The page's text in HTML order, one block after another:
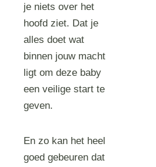
je niets over het
hoofd ziet. Dat je
alles doet wat
binnen jouw macht
ligt om deze baby
een veilige start te
geven.
En zo kan het heel
goed gebeuren dat